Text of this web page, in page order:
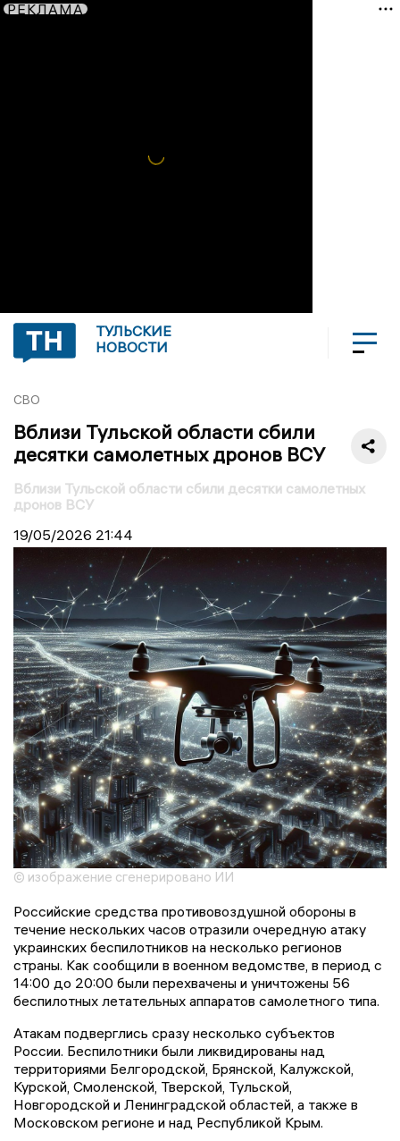
РЕКЛАМА
ТУЛЬСКИЕ
НОВОСТИ
СВО
Вблизи Тульской области сбили
десятки самолетных дронов ВСУ
Вблизи Тульской области сбили десятки самолетных
дронов ВСУ
19/05/2026 21:44
© изображение сгенерировано ИИ
Российские средства противовоздушной обороны в
течение нескольких часов отразили очередную атаку
украинских беспилотников на несколько регионов
страны. Как сообщили в военном ведомстве, в период с
14:00 до 20:00 были перехвачены и уничтожены 56
беспилотных летательных аппаратов самолетного типа.
Атакам подверглись сразу несколько субъектов
России. Беспилотники были ликвидированы над
территориями Белгородской, Брянской, Калужской,
Курской, Смоленской, Тверской, Тульской,
Новгородской и Ленинградской областей, а также в
Московском регионе и над Республикой Крым.